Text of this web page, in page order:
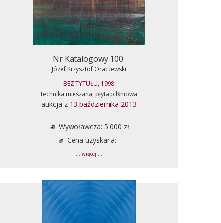
Nr Katalogowy 100.
Józef Krzysztof Oraczewski
BEZ TYTUŁU, 1998
technika mieszana, płyta pilśniowa
aukcja z 13 października 2013
Wywoławcza: 5 000 zł
Cena uzyskana: -
... więcej ...